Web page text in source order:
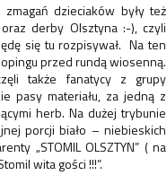
dzieciaków były też
derby Olsztyna :-), czyli
się tu rozpisywał. Na ten
przed rundą wiosenną.
także fanatycy z grupy
pasy materiału, za jedną z
herb. Na dużej trybunie
porcji biało – niebieskich
„STOMIL OLSZTYN” ( na
wita gości !!!”.